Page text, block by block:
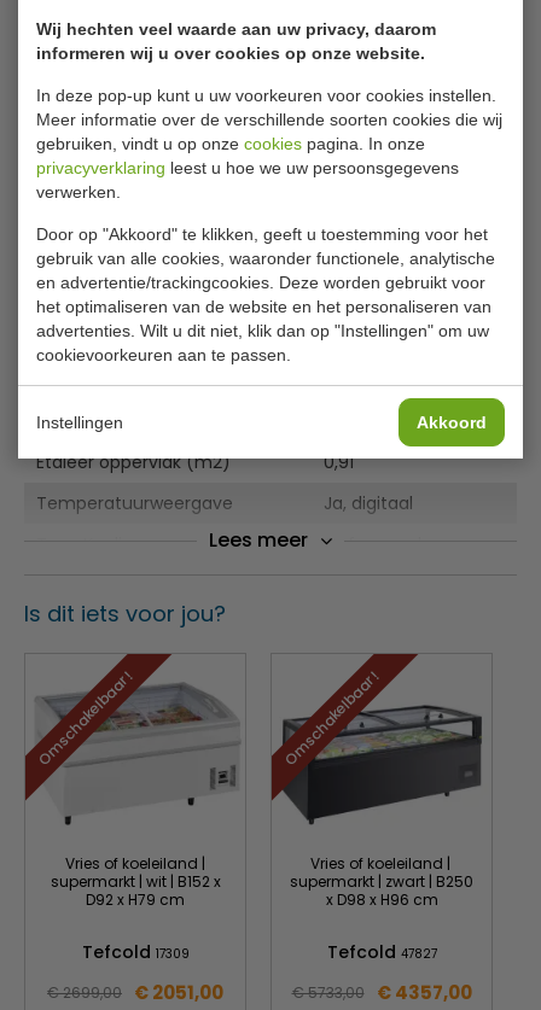
Wij hechten veel waarde aan uw privacy, daarom
informeren wij u over cookies op onze website.
In deze pop-up kunt u uw voorkeuren voor cookies instellen.
Meer informatie over de verschillende soorten cookies die wij
gebruiken, vindt u op onze cookies pagina. In onze
privacyverklaring leest u hoe we uw persoonsgegevens
verwerken.
Door op "Akkoord" te klikken, geeft u toestemming voor het
gebruik van alle cookies, waaronder functionele, analytische
en advertentie/trackingcookies. Deze worden gebruikt voor
het optimaliseren van de website en het personaliseren van
advertenties. Wilt u dit niet, klik dan op "Instellingen" om uw
cookievoorkeuren aan te passen.
Instellingen Akkoord
duurzaam.
Deze koelvitrine combineert gebruiksgemak en prestaties,
zodat je producten altijd vers en aantrekkelijk
blijven. Bestel vandaag nog de koelvitrine Ronald en zorg
voor een perfecte presentatie van jouw producten!
Model
7090.0220 Ronald 1.5
B x D x H
158 x 94 x 87 cm
Spanning (Volt)
230
El. vermogen(kW)
0.43
Inh. Bruto (Ltr)
156
Temp.bereik(°C)
0°C / +5°C
Bediening
Digitaal
Verrijdbaar
Ja
Koelmiddel
Etaleer oppervlak (m2)
0,91
Temperatuurweergave
Ja, digitaal
Geforceerd
Ontdooisysteem
Max. omg. temp.(°C)
Relatieve luchtvochtigheid (%)
60
Isolatiedikte (mm)
40
Nachtafdekking
Lees meer
Is dit iets voor jou?
Omschakelbaar !
Vries of koeleiland |
supermarkt | wit | B152 x
D92 x H79 cm
Tefcold 17309
€ 2699,00 € 2051,00
Omschakelbaar !
Vries of koeleiland |
supermarkt | zwart | B250
x D98 x H96 cm
Tefcold 47827
€ 5733,00 € 4357,00